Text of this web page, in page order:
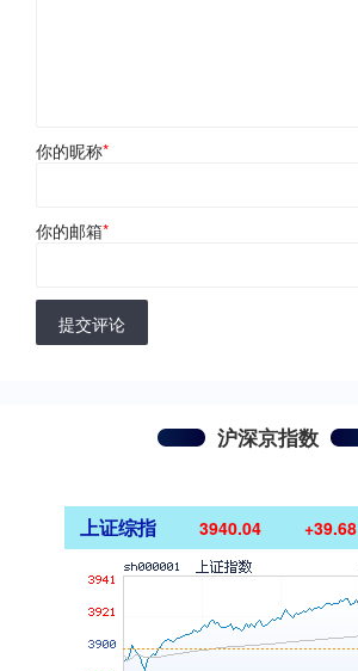
你的昵称*
你的邮箱*
提交评论
沪深京指数
上证综指 3940.04 +39.68